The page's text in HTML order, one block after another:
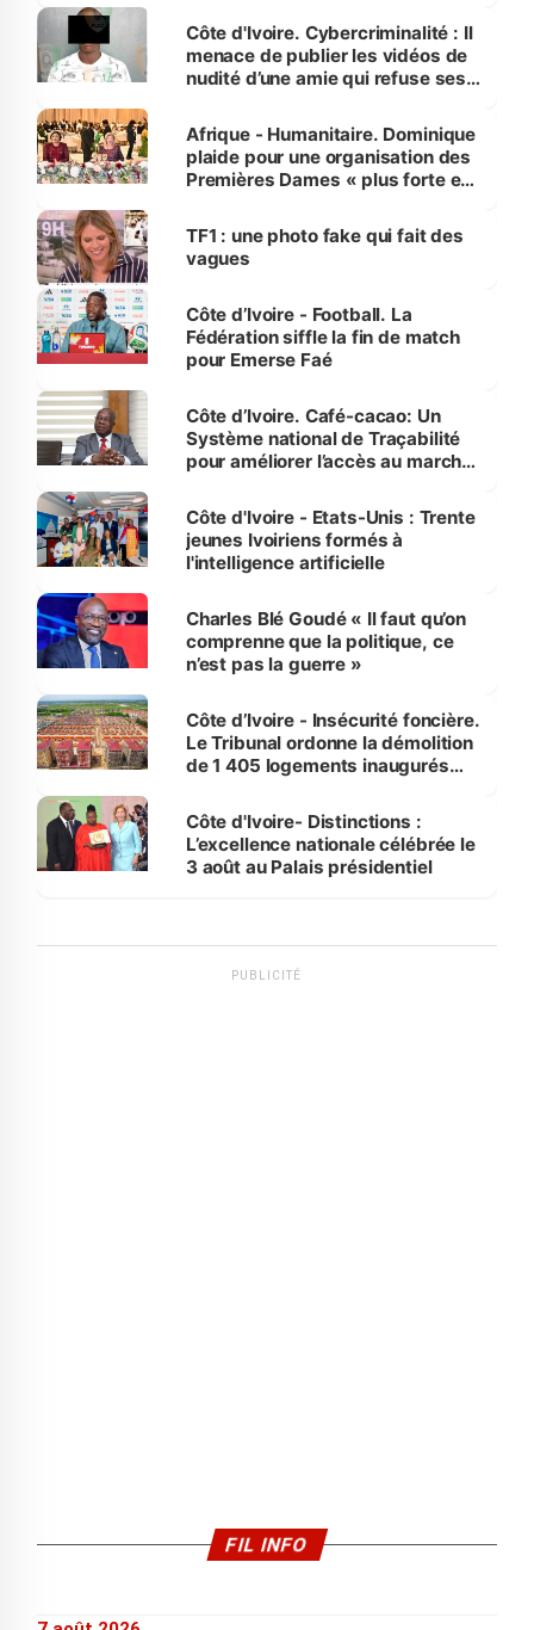
des Transports
Côte d'Ivoire. Cybercriminalité : Il
menace de publier les vidéos de
nudité d’une amie qui refuse ses
Afrique - Humanitaire. Dominique
plaide pour une organisation des
Premières Dames « plus forte et
sur la scène internationale »
TF1 : une photo fake qui fait des
vagues
Côte d’Ivoire - Football. La
Fédération siffle la fin de match
pour Emerse Faé
Côte d’Ivoire. Café-cacao: Un
Système national de Traçabilité
pour améliorer l’accès au marché
Côte d'Ivoire - Etats-Unis : Trente
jeunes Ivoiriens formés à
l'intelligence artificielle
Charles Blé Goudé « Il faut qu’on
comprenne que la politique, ce
n’est pas la guerre »
Côte d’Ivoire - Insécurité foncière.
Le Tribunal ordonne la démolition
de 1 405 logements inaugurés
Bassam
Côte d'Ivoire- Distinctions :
L’excellence nationale célébrée le
3 août au Palais présidentiel
PUBLICITÉ
FIL INFO